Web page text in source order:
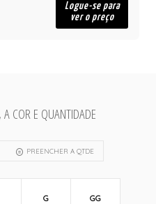
Logue-se para
ver o preço
COR E QUANTIDADE
PREENCHER A QTDE
G GG